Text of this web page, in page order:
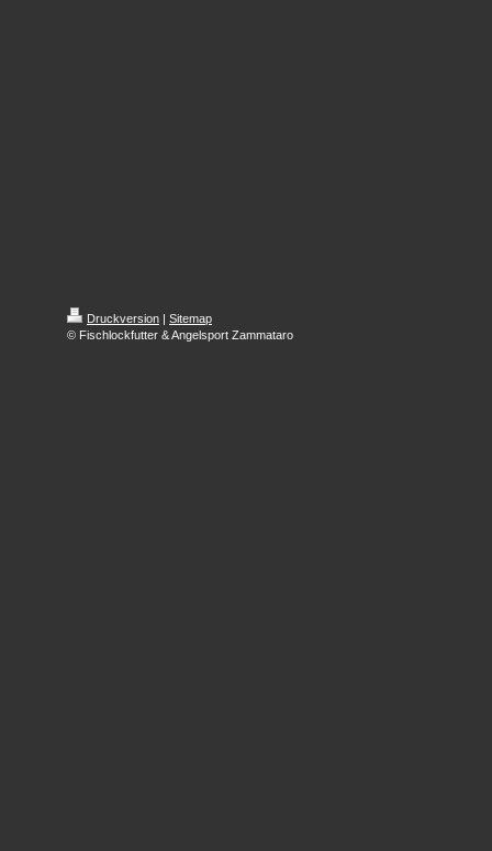
Druckversion | Sitemap
© Fischlockfutter & Angelsport Zammataro